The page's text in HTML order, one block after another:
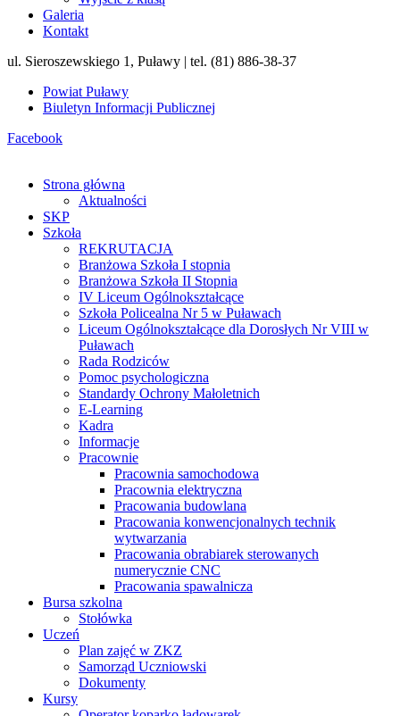
Galeria
Kontakt
ul. Sieroszewskiego 1, Puławy | tel. (81) 886-38-37
Powiat Puławy
Biuletyn Informacji Publicznej
Facebook
Strona główna
Aktualności
SKP
Szkoła
REKRUTACJA
Branżowa Szkoła I stopnia
Branżowa Szkoła II Stopnia
IV Liceum Ogólnokształcące
Szkoła Policealna Nr 5 w Puławach
Liceum Ogólnokształcące dla Dorosłych Nr VIII w
Puławach
Rada Rodziców
Pomoc psychologiczna
Standardy Ochrony Małoletnich
E-Learning
Kadra
Informacje
Pracownie
Pracownia samochodowa
Pracownia elektryczna
Pracowania budowlana
Pracowania konwencjonalnych technik
wytwarzania
Pracowania obrabiarek sterowanych
numerycznie CNC
Pracowania spawalnicza
Bursa szkolna
Stołówka
Uczeń
Plan zajęć w ZKZ
Samorząd Uczniowski
Dokumenty
Kursy